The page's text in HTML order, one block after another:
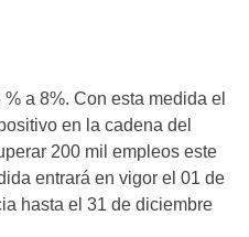
a 8%. Con esta medida el
en la cadena del
200 mil empleos este
entrará en vigor el 01 de
hasta el 31 de diciembre